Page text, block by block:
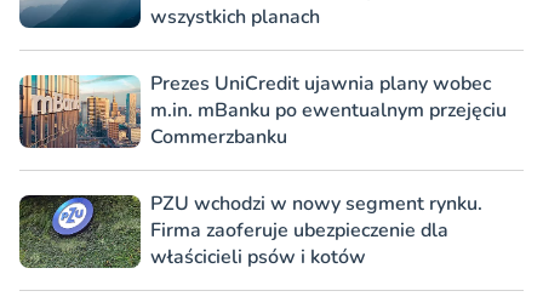
wszystkich planach
Prezes UniCredit ujawnia plany wobec
m.in. mBanku po ewentualnym przejęciu
Commerzbanku
PZU wchodzi w nowy segment rynku.
Firma zaoferuje ubezpieczenie dla
właścicieli psów i kotów